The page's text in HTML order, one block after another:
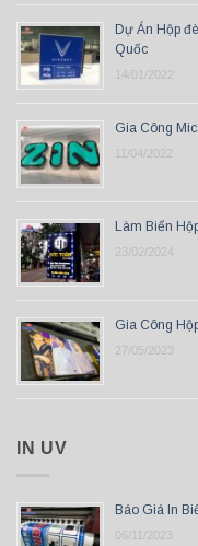
Dự Án Hộp
Quốc
14/01/2022
Gia Công
11/04/2022
Làm Biển
23/02/2024
Gia Công
27/05/2023
IN UV
Báo Giá In
06/11/2023